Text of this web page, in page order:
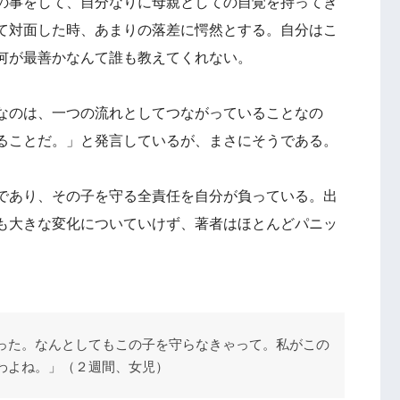
面した時、あまりの落差に愕然とする。自分はこ
最善かなんて誰も教えてくれない。
は、一つの流れとしてつながっていることなの
とだ。」と発言しているが、まさにそうである。
り、その子を守る全責任を自分が負っている。出
きな変化についていけず、著者はほとんどパニッ
。なんとしてもこの子を守らなきゃって。私がこの
ね。」（２週間、女児）